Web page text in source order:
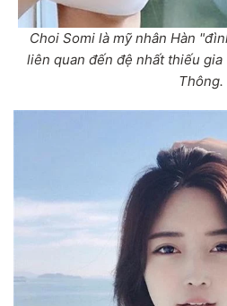
Choi Somi là mỹ nhân Hàn
liên quan đến đệ nhất thiếu
Thông.